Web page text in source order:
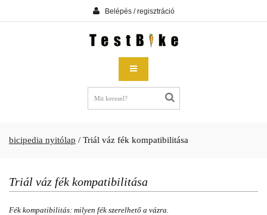
Belépés / regisztráció
bicipedia nyitólap / Triál váz fék kompatibilitása
Triál váz fék kompatibilitása
Fék kompatibilitás: milyen fék szerelhető a vázra.